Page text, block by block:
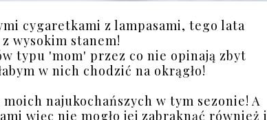
cygaretkami z lampasami, tego lata
wysokim stanem!
typu 'mom' przez co nie opinają zbyt
w nich chodzić na okrągło!
najukochańszych w tym sezonie! A
więc nie mogło jej zabraknąć również i